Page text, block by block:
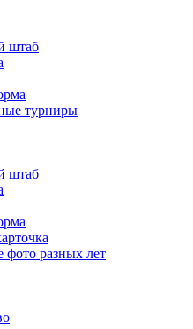
штаб
турниры
штаб
разных лет